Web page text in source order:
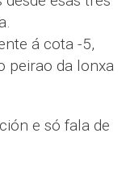
á cota -5,
peirao da lonxa
e só fala de